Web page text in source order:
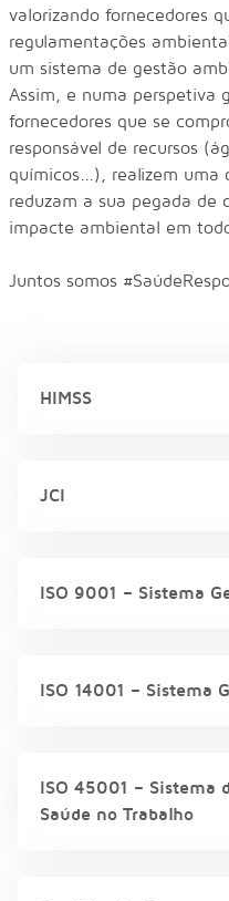
valorizando fornecedores
regulamentações
um sistema de gestão
Assim, e numa perspetiva
fornecedores que se
responsável de recursos
químicos...), realizem uma
reduzam a sua pegada de
impacte ambiental em
Juntos somos
HIMSS
JCI
ISO 9001 – Sistema
ISO 14001 – Sistema
ISO 45001 – Sistema
Saúde no Trabalho